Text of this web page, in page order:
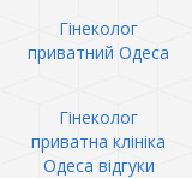
Гінеколог
приватний Одеса
Гінеколог
приватна клініка
Одеса відгуки